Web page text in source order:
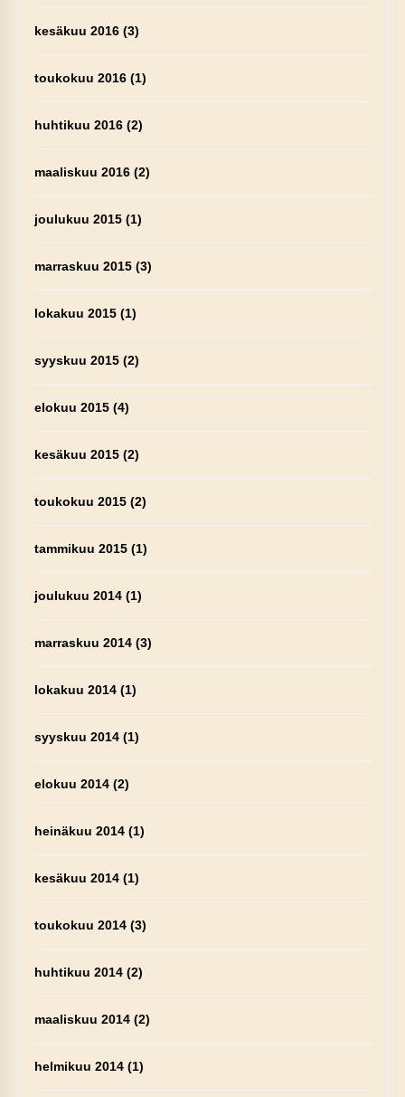
kesäkuu 2016(3)
toukokuu 2016(1)
huhtikuu 2016(2)
maaliskuu 2016(2)
joulukuu 2015(1)
marraskuu 2015(3)
lokakuu 2015(1)
syyskuu 2015(2)
elokuu 2015(4)
kesäkuu 2015(2)
toukokuu 2015(2)
tammikuu 2015(1)
joulukuu 2014(1)
marraskuu 2014(3)
lokakuu 2014(1)
syyskuu 2014(1)
elokuu 2014(2)
heinäkuu 2014(1)
kesäkuu 2014(1)
toukokuu 2014(3)
huhtikuu 2014(2)
maaliskuu 2014(2)
helmikuu 2014(1)